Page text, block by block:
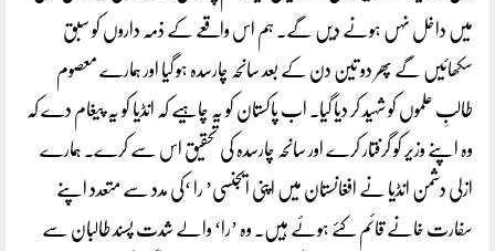
میں داخل نہں ہونے دیں گے۔ ہم اس واقعے کے ذمہ داروں کو سبق
سکھائیں گے پھر دو تین دن کے بعد سانحہ چارسدہ ہو گیا اور ہمارے معصوم
طالبِ علموں کو شہید کر دیا گیا۔ اب پاکستان کو یہ چاہیے کہ انڈیا کو یہ پیغام دے کہ
وہ اپنے وزیر کو گرفتار کرے اور سانحہ چارسدہ کی تحقیق اس سے کرے۔ ہمارے
ازلی دشمن انڈیا نے افغانستان میں اپنی ایجنسی’ را ‘کی مدد سے متعدد اپنے
سفارت خانے قائم کئے ہوئے ہیں۔ وہ ’را‘ والے شدت پسند طالبان سے